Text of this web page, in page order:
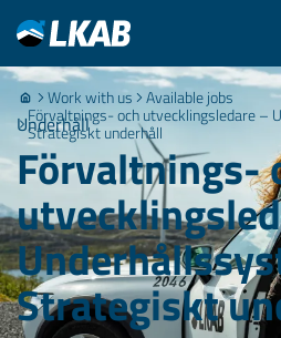
Work with us Available jobs
Förvaltnings- och utvecklingsledare –
Strategiskt underhåll
Underhåll
Förvaltnings-
Strategiskt